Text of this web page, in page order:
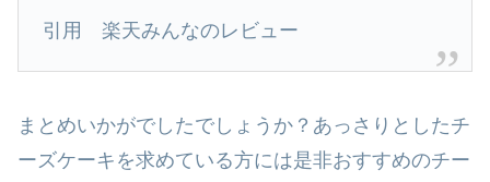
引用 楽天みんなのレビュー
まとめいかがでしたでしょうか？あっさりとしたチ
ーズケーキを求めている方には是非おすすめのチー